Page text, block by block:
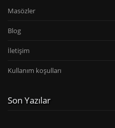
Masözler
Blog
İletişim
Kullanım koşulları
Son Yazılar